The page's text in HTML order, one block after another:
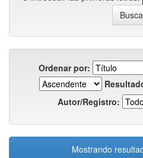
Ordenar por:
Autor/Registro:
Mostrando